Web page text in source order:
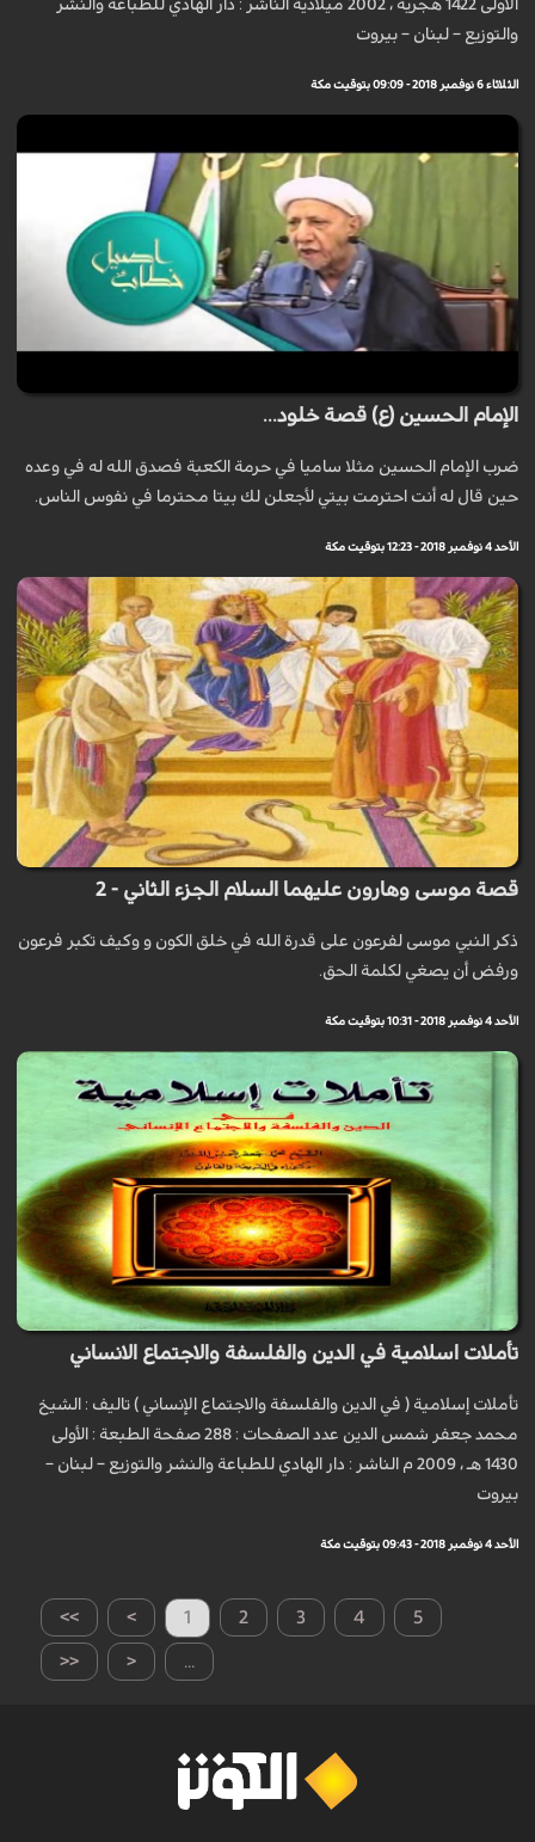
الاولى 1422 هجرية ، 2002 ميلادية الناشر : دار الهادي للطباعة والنشر
والتوزيع – لبنان – بيروت
الثلاثاء 6 نوفمبر 2018 - 09:09 بتوقيت مكة
الإمام الحسين (ع) قصة خلود...
ضرب الإمام الحسين مثلا ساميا في حرمة الكعبة فصدق الله له في وعده
حين قال له أنت احترمت بيتي لأجعلن لك بيتا محترما في نفوس الناس.
الأحد 4 نوفمبر 2018 - 12:23 بتوقيت مكة
قصة موسى وهارون عليهما السلام الجزء الثاني - 2
ذكر النبي موسى لفرعون على قدرة الله في خلق الكون و وكيف تكبر فرعون
ورفض أن يصغي لكلمة الحق.
الأحد 4 نوفمبر 2018 - 10:31 بتوقيت مكة
تأملات اسلامية في الدين والفلسفة والاجتماع الانساني
تأملات إسلامية ( في الدين والفلسفة والاجتماع الإنساني ) تاليف : الشيخ
محمد جعفر شمس الدين عدد الصفحات : 288 صفحة الطبعة : الأولى
1430 هـ ، 2009 م الناشر : دار الهادي للطباعة والنشر والتوزيع – لبنان –
بيروت
الأحد 4 نوفمبر 2018 - 09:43 بتوقيت مكة
>> > 1 2 3 4 5
...
<
<<